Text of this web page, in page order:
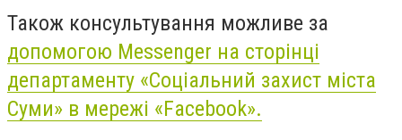
Також консультування можливе за
допомогою Messenger на сторінці
департаменту «Соціальний захист міста
Суми» в мережі «Facebook».